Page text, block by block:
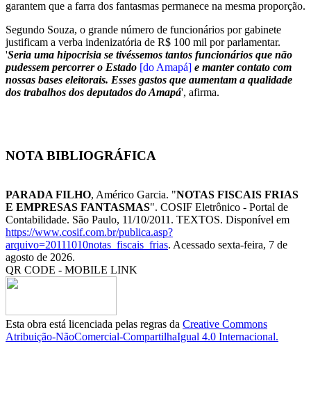
garantem que a farra dos fantasmas permanece na mesma proporção.
Segundo Souza, o grande número de funcionários por gabinete
justificam a verba indenizatória de R$ 100 mil por parlamentar.
'Seria uma hipocrisia se tivéssemos tantos funcionários que não
pudessem percorrer o Estado [do Amapá] e manter contato com
nossas bases eleitorais. Esses gastos que aumentam a qualidade
dos trabalhos dos deputados do Amapá', afirma.
NOTA BIBLIOGRÁFICA
PARADA FILHO, Américo Garcia. "NOTAS FISCAIS FRIAS
E EMPRESAS FANTASMAS". COSIF Eletrônico - Portal de
Contabilidade. São Paulo, 11/10/2011. TEXTOS. Disponível em
https://www.cosif.com.br/publica.asp?
arquivo=20111010notas_fiscais_frias. Acessado sexta-feira, 7 de
agosto de 2026.
QR CODE - MOBILE LINK
Esta obra está licenciada pelas regras da Creative Commons
Atribuição-NãoComercial-CompartilhaIgual 4.0 Internacional.